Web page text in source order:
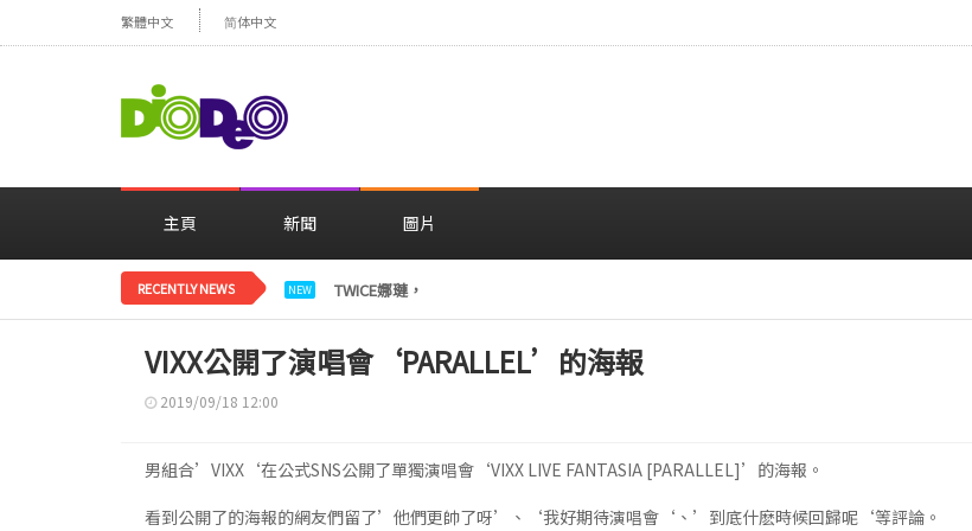
繁體中文 简体中文
主頁 新聞 圖片
RECENTLY NEWS NEW TWICE娜璉，花背景感性自拍…精緻妝容引人注目
VIXX公開了演唱會‘PARALLEL’的海報
2019/09/18 12:00
男組合’VIXX‘在公式SNS公開了單獨演唱會‘VIXX LIVE FANTASIA [PARALLEL]’的海報。
看到公開了的海報的網友們留了’他們更帥了呀’、‘我好期待演唱會‘、’到底什麽時候回歸呢‘等評論。